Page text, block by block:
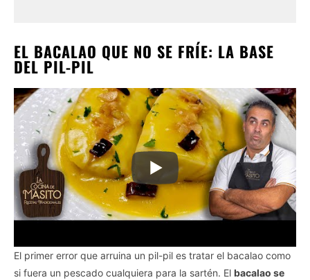
EL BACALAO QUE NO SE FRÍE: LA BASE
DEL PIL-PIL
El primer error que arruina un pil-pil es tratar el bacalao como
si fuera un pescado cualquiera para la sartén. El bacalao se